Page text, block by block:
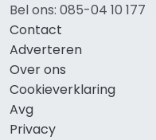
Bel ons: 085-04 10 177
Contact
Adverteren
Over ons
Cookieverklaring
Avg
Privacy